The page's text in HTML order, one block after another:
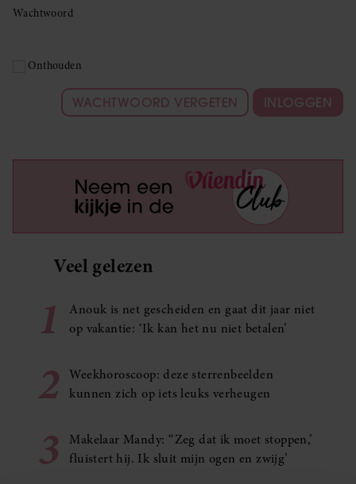
Wachtwoord
Onthouden
WACHTWOORD VERGETEN INLOGGEN
Veel gelezen
1
Anouk is net gescheiden en gaat dit jaar niet
op vakantie: ‘Ik kan het nu niet betalen’
2
Weekhoroscoop: deze sterrenbeelden
kunnen zich op iets leuks verheugen
3
Makelaar Mandy: ‘‘Zeg dat ik moet stoppen,’
fluistert hij. Ik sluit mijn ogen en zwijg’